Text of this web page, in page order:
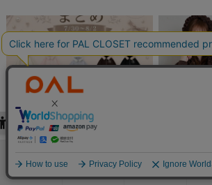
2026.07.31
【受注会アイテムまとめ🍂】
2026.07.31